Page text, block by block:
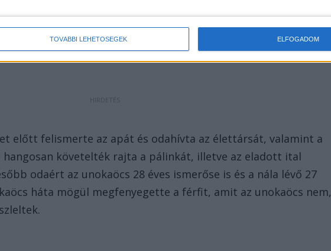
TOVÁBBI LEHETŐSÉGEK ELFOGADOM
harmadik vádlott – összetalálkozott a sértettel és a
a közös gyermeküket babakocsiban tolva szintén az
előtt felismerte az apát és odahívta az élettársát, valamint a
hangosan követelték rajta a pálinkát, illetve az eladott ital
odaért az unokaöcs 28 éves ismerőse is és a nála lévő 27
háta mögül megfenyegette a férfit, amit az unokaöcs nem,